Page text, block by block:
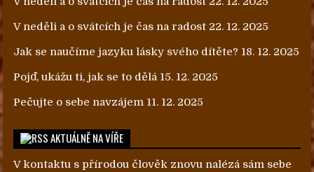
V neděli a o svátcích je čas na radost 22. 12. 2025
Jak se naučíme jazyku lásky svého dítěte? 18. 12. 2025
Pojď, ukážu ti, jak se to dělá 15. 12. 2025
Pečujte o sebe navzájem 11. 12. 2025
AKTUÁLNĚ NA VÍŘE
V kontaktu s přírodou člověk znovu nalézá sám sebe